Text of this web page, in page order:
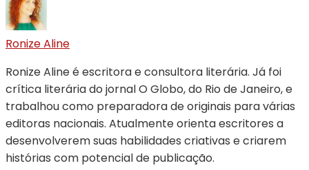
Ronize Aline
Ronize Aline é escritora e consultora literária. Já foi
crítica literária do jornal O Globo, do Rio de Janeiro, e
trabalhou como preparadora de originais para várias
editoras nacionais. Atualmente orienta escritores a
desenvolverem suas habilidades criativas e criarem
histórias com potencial de publicação.